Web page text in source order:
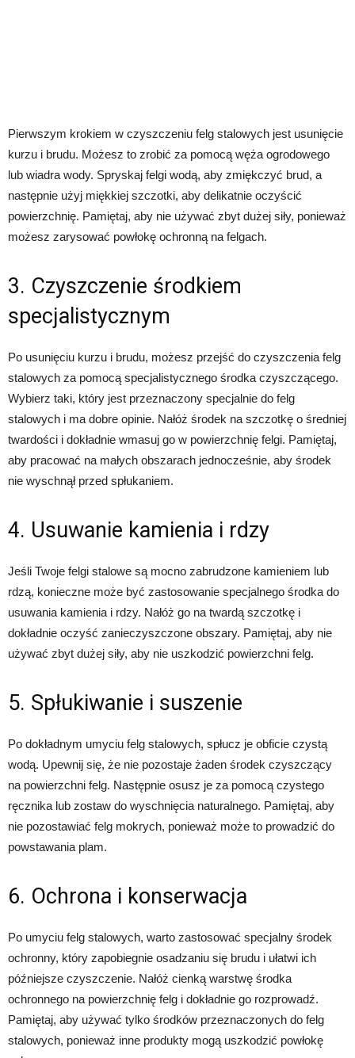
Pierwszym krokiem w czyszczeniu felg stalowych jest usunięcie
kurzu i brudu. Możesz to zrobić za pomocą węża ogrodowego
lub wiadra wody. Spryskaj felgi wodą, aby zmiękczyć brud, a
następnie użyj miękkiej szczotki, aby delikatnie oczyścić
powierzchnię. Pamiętaj, aby nie używać zbyt dużej siły, ponieważ
możesz zarysować powłokę ochronną na felgach.
3. Czyszczenie środkiem
specjalistycznym
Po usunięciu kurzu i brudu, możesz przejść do czyszczenia felg
stalowych za pomocą specjalistycznego środka czyszczącego.
Wybierz taki, który jest przeznaczony specjalnie do felg
stalowych i ma dobre opinie. Nałóż środek na szczotkę o średniej
twardości i dokładnie wmasuj go w powierzchnię felgi. Pamiętaj,
aby pracować na małych obszarach jednocześnie, aby środek
nie wyschnął przed spłukaniem.
4. Usuwanie kamienia i rdzy
Jeśli Twoje felgi stalowe są mocno zabrudzone kamieniem lub
rdzą, konieczne może być zastosowanie specjalnego środka do
usuwania kamienia i rdzy. Nałóż go na twardą szczotkę i
dokładnie oczyść zanieczyszczone obszary. Pamiętaj, aby nie
używać zbyt dużej siły, aby nie uszkodzić powierzchni felg.
5. Spłukiwanie i suszenie
Po dokładnym umyciu felg stalowych, spłucz je obficie czystą
wodą. Upewnij się, że nie pozostaje żaden środek czyszczący
na powierzchni felg. Następnie osusz je za pomocą czystego
ręcznika lub zostaw do wyschnięcia naturalnego. Pamiętaj, aby
nie pozostawiać felg mokrych, ponieważ może to prowadzić do
powstawania plam.
6. Ochrona i konserwacja
Po umyciu felg stalowych, warto zastosować specjalny środek
ochronny, który zapobiegnie osadzaniu się brudu i ułatwi ich
późniejsze czyszczenie. Nałóż cienką warstwę środka
ochronnego na powierzchnię felg i dokładnie go rozprowadź.
Pamiętaj, aby używać tylko środków przeznaczonych do felg
stalowych, ponieważ inne produkty mogą uszkodzić powłokę